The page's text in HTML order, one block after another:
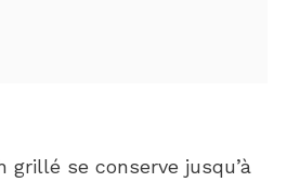
grillé se conserve jusqu’à